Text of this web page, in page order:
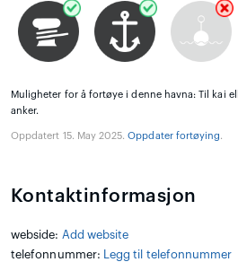
Muligheter for å fortøye i denne havna: Til kai
anker.
Oppdatert 15. May 2025.Oppdater fortøying.
Kontaktinformasjon
webside: Add website
telefonnummer:
Legg til telefonnummer